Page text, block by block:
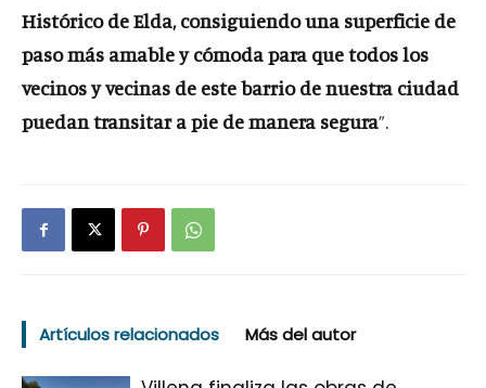
Histórico de Elda, consiguiendo una superficie de
paso más amable y cómoda para que todos los
vecinos y vecinas de este barrio de nuestra ciudad
puedan transitar a pie de manera segura”.
Artículos relacionados Más del autor